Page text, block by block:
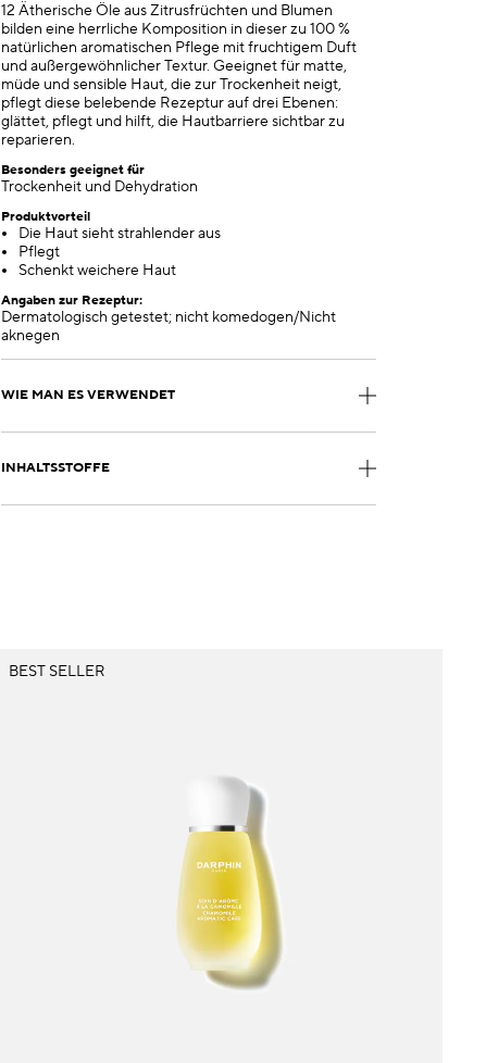
12 Ätherische Öle aus Zitrusfrüchten und Blumen
bilden eine herrliche Komposition in dieser zu 100 %
natürlichen aromatischen Pflege mit fruchtigem Duft
und außergewöhnlicher Textur. Geeignet für matte,
müde und sensible Haut, die zur Trockenheit neigt,
pflegt diese belebende Rezeptur auf drei Ebenen:
glättet, pflegt und hilft, die Hautbarriere sichtbar zu
reparieren.
Besonders geeignet für
Trockenheit und Dehydration
Produktvorteil
Die Haut sieht strahlender aus
Pflegt
Schenkt weichere Haut
Angaben zur Rezeptur:
Dermatologisch getestet; nicht komedogen/Nicht
aknegen
WIE MAN ES VERWENDET
INHALTSSTOFFE
BEST SELLER